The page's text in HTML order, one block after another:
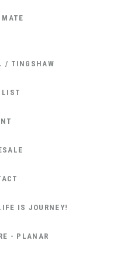
/ TINGSHAW
LIST
IS JOURNEY!
- PLANAR